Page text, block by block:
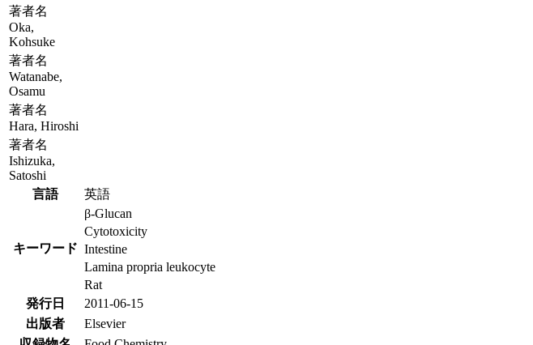
著者名
Oka,
Kohsuke
著者名
Watanabe,
Osamu
著者名
Hara, Hiroshi
著者名
Ishizuka,
Satoshi
言語
英語
キーワード
β-Glucan
Cytotoxicity
Intestine
Lamina propria leukocyte
Rat
発行日
2011-06-15
出版者
Elsevier